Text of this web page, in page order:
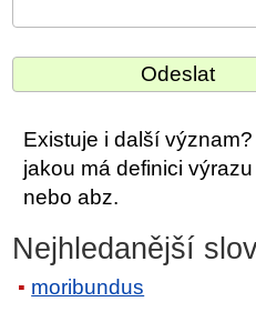
Existuje i další
jakou má definici
nebo abz.
Nejhledanější
moribundus